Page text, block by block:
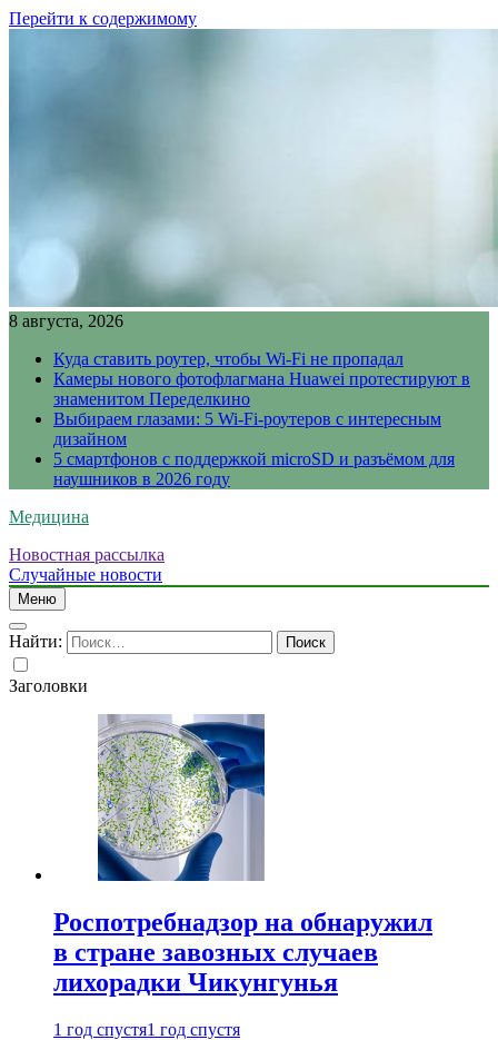
Перейти к содержимому
8 августа, 2026
Куда ставить роутер, чтобы Wi-Fi не пропадал
Камеры нового фотофлагмана Huawei протестируют в
знаменитом Переделкино
Выбираем глазами: 5 Wi-Fi-роутеров с интересным
дизайном
5 смартфонов с поддержкой microSD и разъёмом для
наушников в 2026 году
Медицина
Новостная рассылка
Случайные новости
Меню
Найти:
Заголовки
Роспотребнадзор на обнаружил
в стране завозных случаев
лихорадки Чикунгунья
1 год спустя1 год спустя